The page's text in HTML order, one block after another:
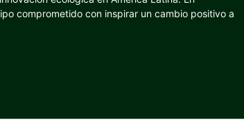
comprometido con inspirar un cambio positivo a